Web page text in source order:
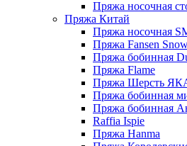
Пряжа носочная
Пряжа Китай
Пряжа носочная
Пряжа Fansen
Пряжа бобинная
Пряжа Flame
Пряжа Шерсть
Пряжа бобинная
Пряжа бобинная
Raffia Ispie
Пряжа Hanma